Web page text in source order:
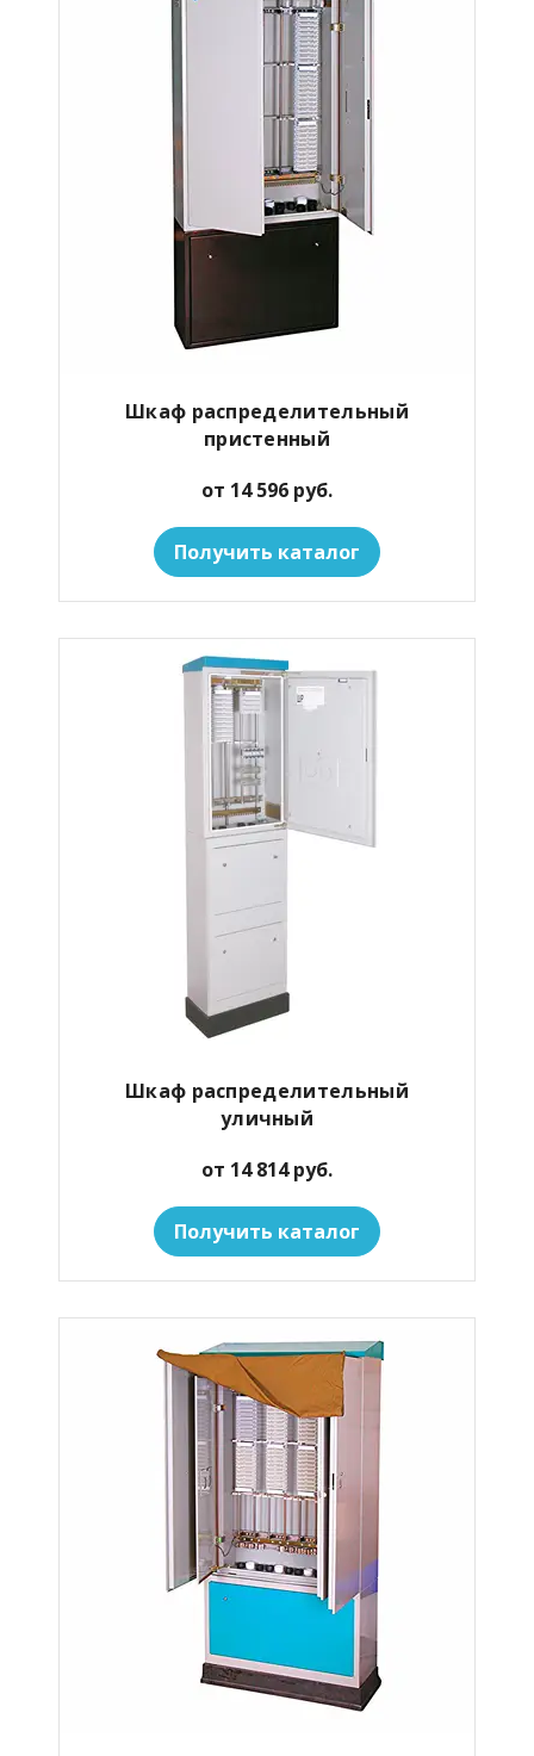
Шкаф распределительный
пристенный
от 14 596 руб.
Получить каталог
Шкаф распределительный
уличный
от 14 814 руб.
Получить каталог